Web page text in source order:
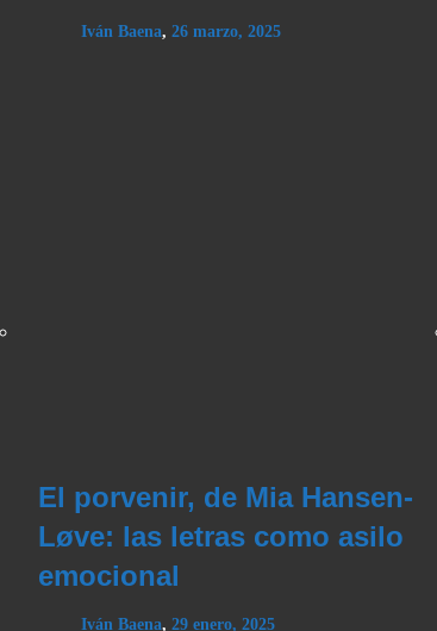
Iván Baena, 26 marzo, 2025
El porvenir, de Mia Hansen-
Løve: las letras como asilo
emocional
Iván Baena, 29 enero, 2025